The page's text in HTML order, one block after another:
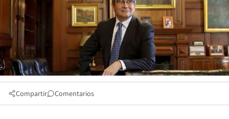
Compartir Comentarios